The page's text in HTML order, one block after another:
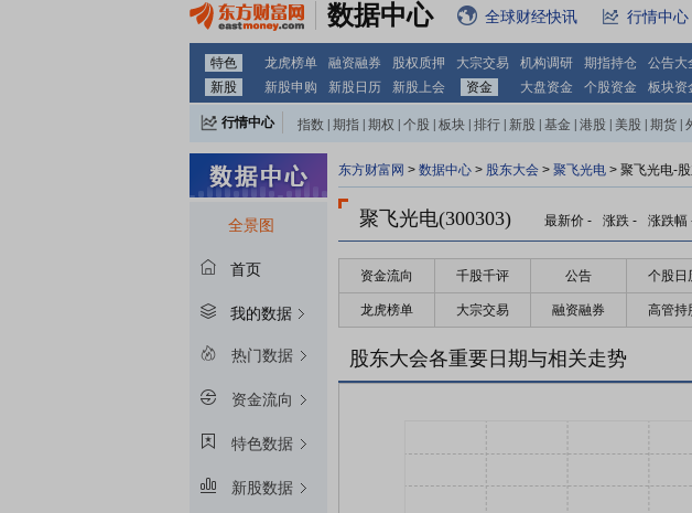
数据中心 全球财经快讯 行情中心
特色 龙虎榜单 融资融券 股权质押 大宗交易 机构调研 期指持仓 公告大
新股
新股申购 新股日历 新股上会 资金 大盘资金 个股资金 板块资
行情中心 指数 期指 期权 个股 板块 排行 新股 基金 港股 美股 期货
全景图
首页
我的数据
热门数据
资金流向
特色数据
新股数据
东方财富网 > 数据中心 > 股东大会 > 聚飞光电 > 聚飞光电-
聚飞光电(300303) 最新价 - 涨跌 - 涨跌幅
资金流向 千股千评 公告 个股日
龙虎榜单 大宗交易 融资融券 高管持
股东大会各重要日期与相关走势